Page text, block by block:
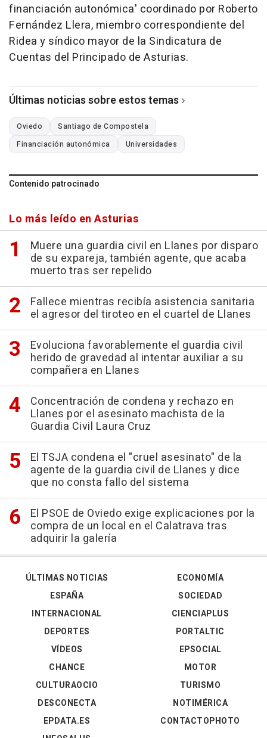
financiación autonómica' coordinado por Roberto
Fernández Llera, miembro correspondiente del
Ridea y síndico mayor de la Sindicatura de
Cuentas del Principado de Asturias.
Últimas noticias sobre estos temas
Oviedo
Santiago de Compostela
Financiación autonómica
Universidades
Contenido patrocinado
Lo más leído en Asturias
Muere una guardia civil en Llanes por disparo
de su expareja, también agente, que acaba
muerto tras ser repelido
Fallece mientras recibía asistencia sanitaria
el agresor del tiroteo en el cuartel de Llanes
Evoluciona favorablemente el guardia civil
herido de gravedad al intentar auxiliar a su
compañera en Llanes
Concentración de condena y rechazo en
Llanes por el asesinato machista de la
Guardia Civil Laura Cruz
El TSJA condena el "cruel asesinato" de la
agente de la guardia civil de Llanes y dice
que no consta fallo del sistema
El PSOE de Oviedo exige explicaciones por la
compra de un local en el Calatrava tras
adquirir la galería
ÚLTIMAS NOTICIAS
ESPAÑA
INTERNACIONAL
DEPORTES
VÍDEOS
ECONOMÍA
SOCIEDAD
CIENCIAPLUS
PORTALTIC
EPSOCIAL
CHANCE
CULTURAOCIO
DESCONECTA
EPDATA.ES
MOTOR
TURISMO
NOTIMÉRICA
CONTACTOPHOTO